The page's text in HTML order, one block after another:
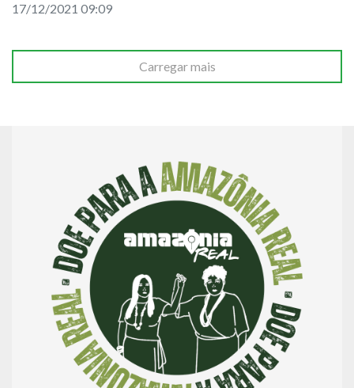
17/12/2021 09:09
Carregar mais